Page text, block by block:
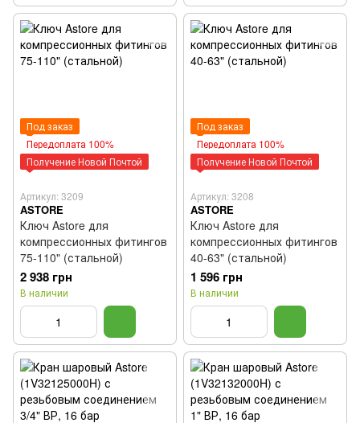
Под заказ
Передоплата 100%
Получение Новой Почтой
Артикул: 3209
ASTORE
Ключ Astore для
компрессионных фитингов
75-110" (стальной)
2 938 грн
В наличии
Под заказ
Передоплата 100%
Получение Новой Почтой
Артикул: 3208
ASTORE
Ключ Astore для
компрессионных фитингов
40-63" (стальной)
1 596 грн
В наличии